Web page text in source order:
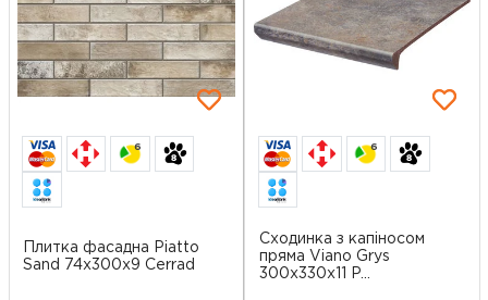
6
Плитка фасадна Piatto
Sand 74x300x9 Cerrad
6
Сходинка з капіносом
пряма Viano Grys
300x330x11 P...